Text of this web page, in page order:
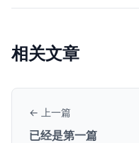
相关文章
← 上一篇
已经是第一篇